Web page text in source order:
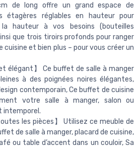
de long offre un grand espace de
étagères réglables en hauteur pour
hauteur à vos besoins (bouteilles
que trois tiroirs profonds pour ranger
et bien plus – pour vous créer un
élégant】 Ce buffet de salle à manger
à des poignées noires élégantes,
contemporain, Ce buffet de cuisine
votre salle à manger, salon ou
intemporel.
les pièces】 Utilisez ce meuble de
de salle à manger, placard de cuisine,
ou table d’accent dans un couloir, Sa